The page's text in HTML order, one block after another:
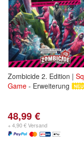
Zombicide 2. Edition |
Game - Erweiterung
48,99 €
+ 4,90 € Versand